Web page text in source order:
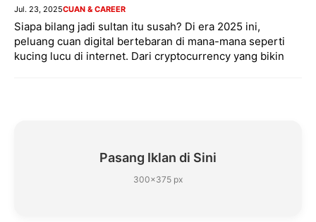
Jul. 23, 2025CUAN & CAREER
Siapa bilang jadi sultan itu susah? Di era 2025 ini,
peluang cuan digital bertebaran di mana-mana seperti
kucing lucu di internet. Dari cryptocurrency yang bikin
Pasang Iklan di Sini
300×375 px